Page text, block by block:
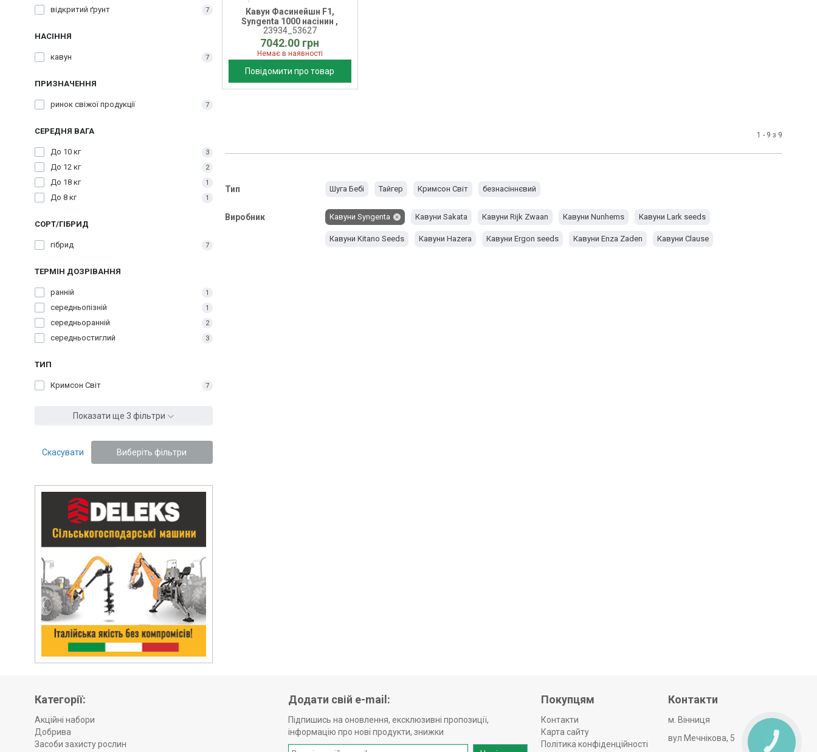
відкритий ґрунт 7
НАСІННЯ
кавун 7
ПРИЗНАЧЕННЯ
ринок свіжої продукції 7
СЕРЕДНЯ ВАГА
До 10 кг 3
До 12 кг 2
До 18 кг 1
До 8 кг 1
СОРТ/ГІБРИД
гібрид 7
ТЕРМІН ДОЗРІВАННЯ
ранній 1
середньопізній 1
середньоранній 2
середньостиглий 3
ТИП
Кримсон Світ 7
Показати ще 3 фільтри
Скасувати Виберіть фільтри
Кавун Фасинейшн F1,
Syngenta 1000 насінин ,
23934_53627
7042.00 грн
Немає в наявності
Повідомити про товар
1 - 9 з 9
Тип Шуга Бебі Тайгер Кримсон Світ безнасіннєвий
Виробник Кавуни Syngenta Кавуни Sakata Кавуни Rijk Zwaan Кавуни Nunhems Кавуни Lark seeds
Кавуни Kitano Seeds Кавуни Hazera Кавуни Ergon seeds Кавуни Enza Zaden Кавуни Clause
Категорії:
Акційні набори
Добрива
Засоби захисту рослин
Додати свій e-mail:
Підпишись на оновлення, ексклюзивні пропозиції,
інформацію про нові продукти, знижки
Покупцям
Контакти
Карта сайту
Політика конфіденційності
Контакти
м. Вінниця
вул Мечнікова, 5